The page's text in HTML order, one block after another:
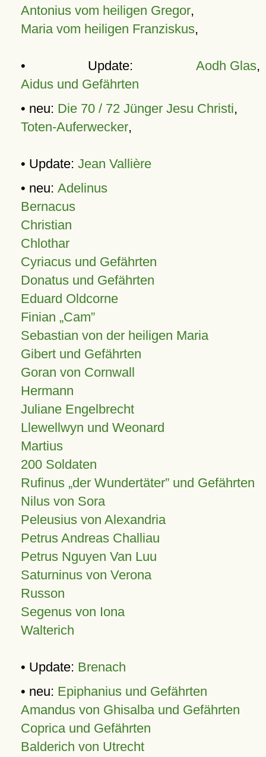
Antonius vom heiligen Gregor,
Maria vom heiligen Franziskus,
• Update: Aodh Glas,
Aidus und Gefährten
• neu: Die 70 / 72 Jünger Jesu Christi,
Toten-Auferwecker,
• Update: Jean Vallière
• neu: Adelinus
Bernacus
Christian
Chlothar
Cyriacus und Gefährten
Donatus und Gefährten
Eduard Oldcorne
Finian Cam
Sebastian von der heiligen Maria
Gibert und Gefährten
Goran von Cornwall
Hermann
Juliane Engelbrecht
Llewellwyn und Weonard
Martius
200 Soldaten
Rufinus „der Wundertäter” und Gefährten
Nilus von Sora
Peleusius von Alexandria
Petrus Andreas Challiau
Petrus Nguyen Van Luu
Saturninus von Verona
Russon
Segenus von Iona
Walterich
• Update: Brenach
• neu: Epiphanius und Gefährten
Amandus von Ghisalba und Gefährten
Coprica und Gefährten
Balderich von Utrecht